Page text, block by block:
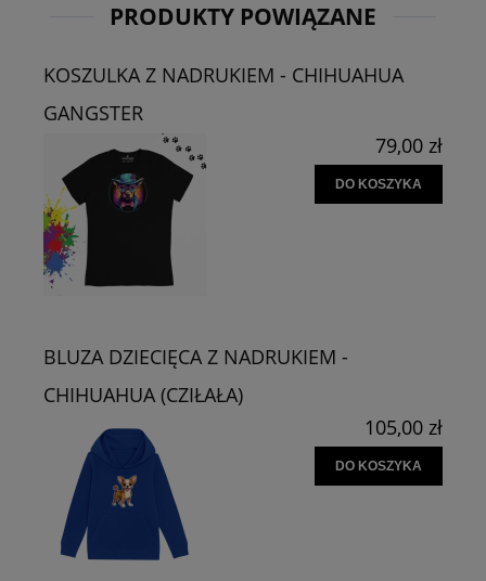
PRODUKTY POWIĄZANE
KOSZULKA Z NADRUKIEM - CHIHUAHUA
GANGSTER
79,00 zł
DO KOSZYKA
BLUZA DZIECIĘCA Z NADRUKIEM -
CHIHUAHUA (CZIŁAŁA)
105,00 zł
DO KOSZYKA